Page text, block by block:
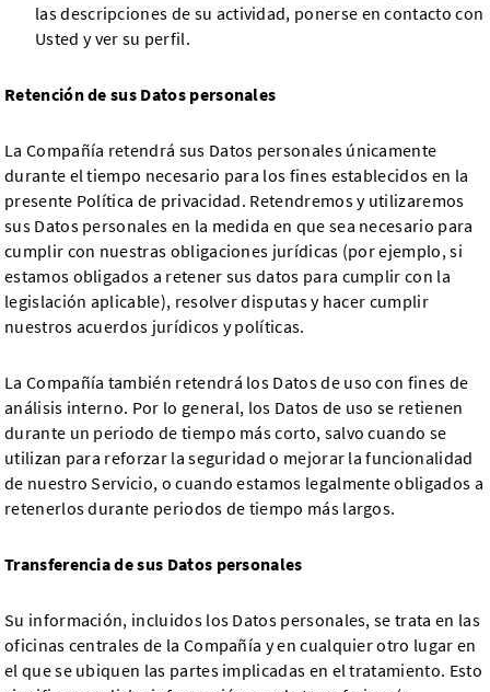
las descripciones de su actividad, ponerse en contacto con
Usted y ver su perfil.
Retención de sus Datos personales
La Compañía retendrá sus Datos personales únicamente
durante el tiempo necesario para los fines establecidos en la
presente Política de privacidad. Retendremos y utilizaremos
sus Datos personales en la medida en que sea necesario para
cumplir con nuestras obligaciones jurídicas (por ejemplo, si
estamos obligados a retener sus datos para cumplir con la
legislación aplicable), resolver disputas y hacer cumplir
nuestros acuerdos jurídicos y políticas.
La Compañía también retendrá los Datos de uso con fines de
análisis interno. Por lo general, los Datos de uso se retienen
durante un periodo de tiempo más corto, salvo cuando se
utilizan para reforzar la seguridad o mejorar la funcionalidad
de nuestro Servicio, o cuando estamos legalmente obligados a
retenerlos durante periodos de tiempo más largos.
Transferencia de sus Datos personales
Su información, incluidos los Datos personales, se trata en las
oficinas centrales de la Compañía y en cualquier otro lugar en
el que se ubiquen las partes implicadas en el tratamiento. Esto